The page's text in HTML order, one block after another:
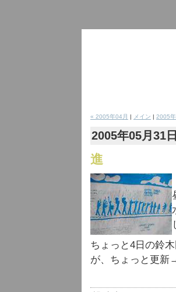
« 2005年04月 | メイン | 2005
2005年05月31日
進
ちょっと4日の鈴
が、ちょっと更